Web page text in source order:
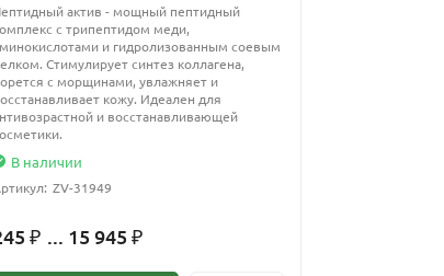
актив - мощный пептидный
с трипептидом меди,
и гидролизованным соевым
Стимулирует синтез коллагена,
с морщинами, увлажняет и
кожу. Идеален для
и восстанавливающей
В наличии
ZV-31949
₽ ... 15 945 ₽